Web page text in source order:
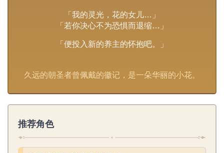
「我的灵光，花的女儿…」
「若你决心不为恐惧而退缩…」
「便投入新的养主的怀抱吧。」
久远的朝圣者曾佩戴的徽记，是一朵华丽的小花。
推荐角色